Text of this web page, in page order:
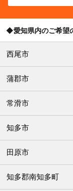
◆愛知県内のご希望
西尾市
蒲郡市
常滑市
知多市
田原市
知多郡南知多町